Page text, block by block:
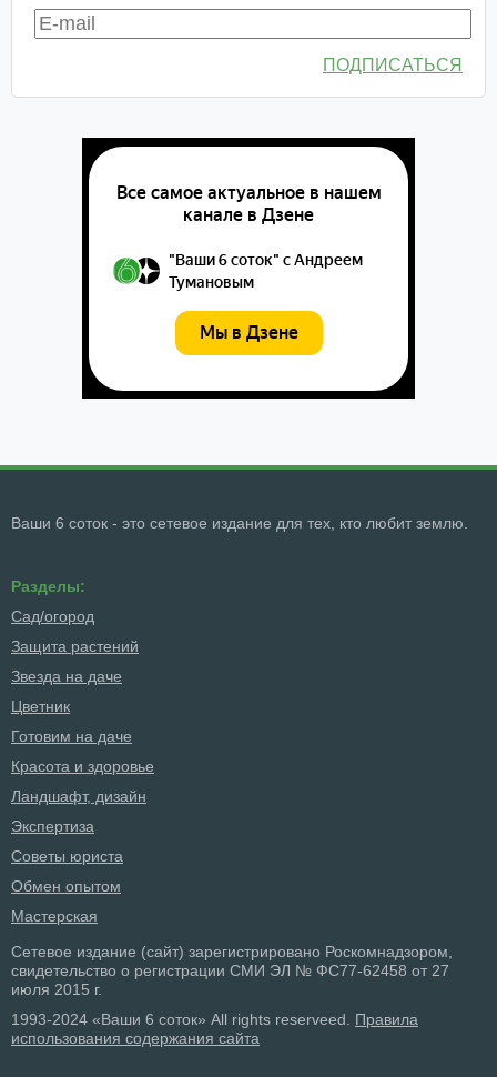
ПОДПИСАТЬСЯ
Ваши 6 соток - это сетевое издание для тех, кто любит землю.
Разделы:
Сад/огород
Защита растений
Звезда на даче
Цветник
Готовим на даче
Красота и здоровье
Ландшафт, дизайн
Экспертиза
Советы юриста
Обмен опытом
Мастерская
Сетевое издание (сайт) зарегистрировано Роскомнадзором,
свидетельство о регистрации СМИ ЭЛ № ФС77-62458 от 27
июля 2015 г.
1993-2024 «Ваши 6 соток» All rights reserveed. Правила
использования содержания сайта